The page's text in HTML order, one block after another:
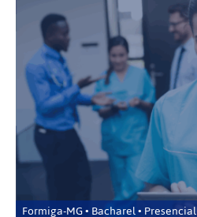
Formiga-MG • Bacharel • Presencial